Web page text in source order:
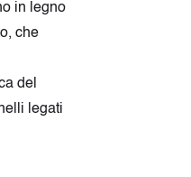
in legno
che
del
legati